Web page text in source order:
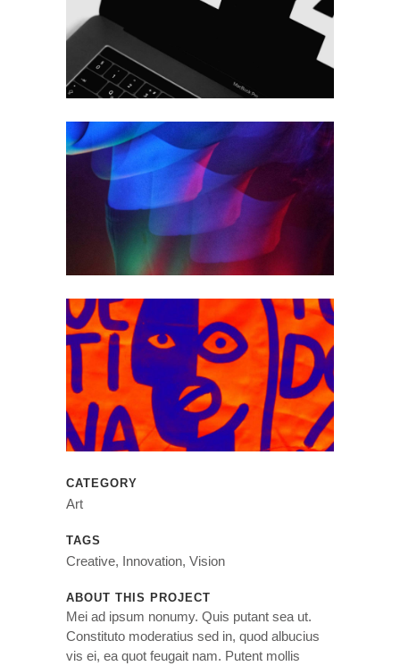
CATEGORY
Art
TAGS
Creative, Innovation, Vision
ABOUT THIS PROJECT
Mei ad ipsum nonumy. Quis putant sea ut.
Constituto moderatius sed in, quod albucius
vis ei, ea quot feugait nam. Putent mollis